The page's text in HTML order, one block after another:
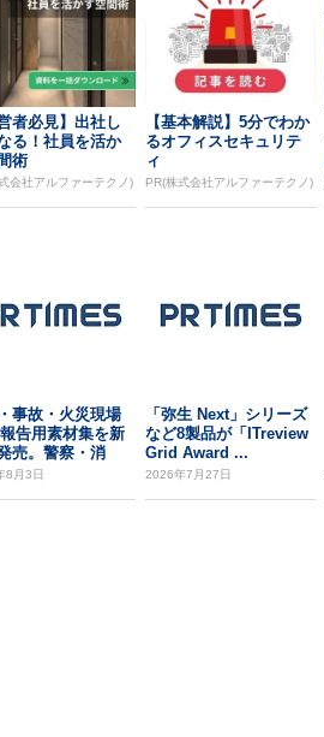
営者必見】出社し
る！社員を活か
術
会社アルファーテクノ)
【基本解説】5分でわか
るオフィスセキュリテ
ィ
PR(株式会社アルファーテクノ)
事故・火災現場
告用素材集を新
売。警察・消
治体等での報告...
8月3日
「弥生 Next」シリーズ
など8製品が「ITreview
Grid Award ...
2026年7月27日